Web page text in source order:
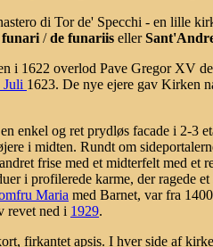
di Tor de' Specchi - en lille
funari /de funariis eller
i 1622 overlod Pave Gregor XV
Juli 1623. De nye ejere gav Kirken
og ret prydløs facade i 2-3
i midten. Rundt om
frise med et midterfelt med et
i profilerede karme, der ragede
Maria med Barnet, var fra
revet ned i 1929.
firkantet apsis. I hver side af